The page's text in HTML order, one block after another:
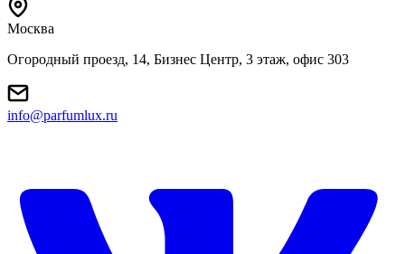
Москва
Огородный проезд, 14, Бизнес Центр, 3 этаж, офис 303
info@parfumlux.ru